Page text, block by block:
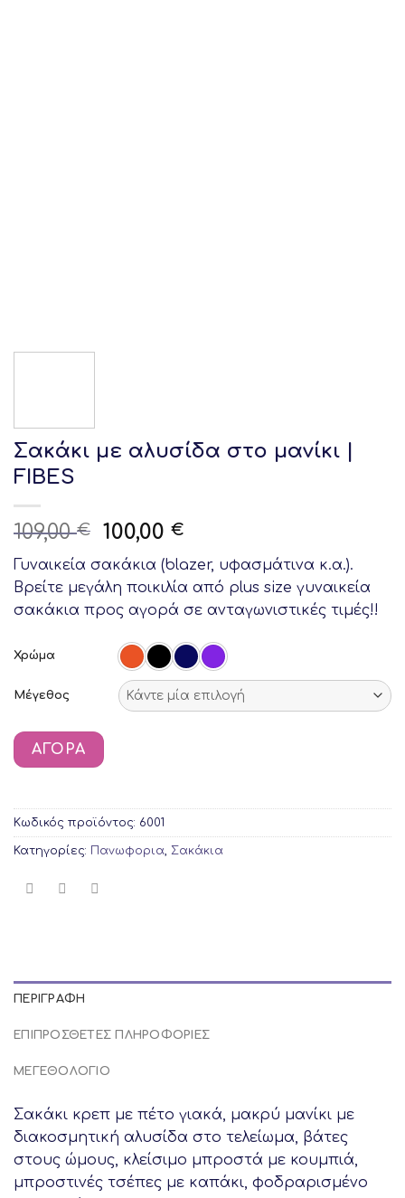
Σακάκι με αλυσίδα στο μανίκι |
FIBES
109,00€
Original
price
was:
109,00 €.
100,00€Current
price
is:
100,00 €.
Γυναικεία σακάκια (blazer, υφασμάτινα κ.α.).
Βρείτε μεγάλη ποικιλία από plus size γυναικεία
σακάκια προς αγορά σε ανταγωνιστικές τιμές!!
Χρώμα
Μέγεθος
ΑΓΟΡΆ
Κωδικός προϊόντος: 6001
Κατηγορίες: Πανωφορια Σακάκια
ΠΕΡΙΓΡΑΦΉ
ΕΠΙΠΡΌΣΘΕΤΕΣ ΠΛΗΡΟΦΟΡΊΕΣ
ΜΕΓΕΘΟΛΟΓΙΟ
Σακάκι κρεπ με πέτο γιακά, μακρύ μανίκι με
διακοσμητική αλυσίδα στο τελείωμα, βάτες
στους ώμους, κλείσιμο μπροστά με κουμπιά,
μπροστινές τσέπες με καπάκι, φοδραρισμένο